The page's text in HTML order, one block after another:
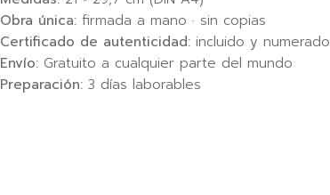
Obra única: firmada a mano · sin copias
Certificado de autenticidad: incluido y numerado
Envío: Gratuito a cualquier parte del mundo
Preparación: 3 días laborables